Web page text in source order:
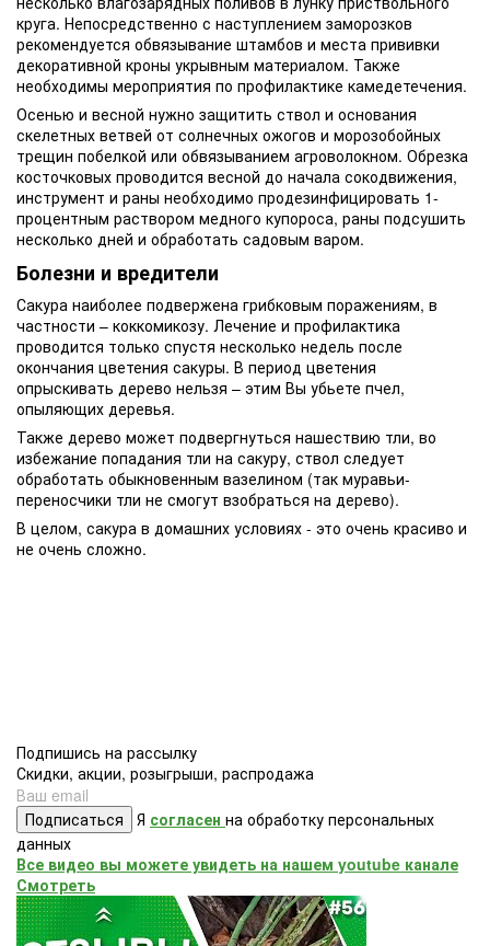
круга. Непосредственно с наступлением заморозков
рекомендуется обвязывание штамбов и места прививки
декоративной кроны укрывным материалом. Также
необходимы мероприятия по профилактике камедетечения.
Осенью и весной нужно защитить ствол и основания
скелетных ветвей от солнечных ожогов и морозобойных
трещин побелкой или обвязыванием агроволокном. Обрезка
косточковых проводится весной до начала сокодвижения,
инструмент и раны необходимо продезинфицировать 1-
процентным раствором медного купороса, раны подсушить
несколько дней и обработать садовым варом.
Болезни и вредители
Сакура наиболее подвержена грибковым поражениям, в
частности – коккомикозу. Лечение и профилактика
проводится только спустя несколько недель после
окончания цветения сакуры. В период цветения
опрыскивать дерево нельзя – этим Вы убьете пчел,
опыляющих деревья.
Также дерево может подвергнуться нашествию тли, во
избежание попадания тли на сакуру, ствол следует
обработать обыкновенным вазелином (так муравьи-
переносчики тли не смогут взобраться на дерево).
В целом, сакура в домашних условиях - это очень красиво и
не очень сложно.
Подпишись на рассылку
Скидки, акции, розыгрыши, распродажа
Подписаться Я согласен на обработку персональных
данных
Все видео вы можете увидеть на нашем youtube канале
Смотреть